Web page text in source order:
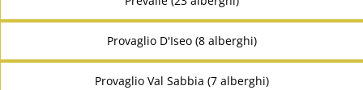
Provaglio D'Iseo (8 alberghi)
Provaglio Val Sabbia (7 alberghi)